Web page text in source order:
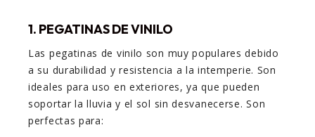
1. PEGATINAS DE VINILO
Las pegatinas de vinilo son muy populares debido
a su durabilidad y resistencia a la intemperie. Son
ideales para uso en exteriores, ya que pueden
soportar la lluvia y el sol sin desvanecerse. Son
perfectas para: